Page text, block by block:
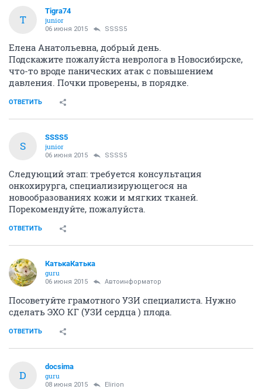
T
Tigra74
junior
06 июня 2015 SSSS5
Елена Анатольевна, добрый день.
Подскажите пожалуйста невролога в Новосибирске,
что-то вроде панических атак с повышением
давления. Почки проверены, в порядке.
ОТВЕТИТЬ
S
SSSS5
junior
06 июня 2015 SSSS5
Следующий этап: требуется консультация
онкохирурга, специализирующегося на
новообразованиях кожи и мягких тканей.
Порекомендуйте, пожалуйста.
ОТВЕТИТЬ
КатькаКатька
guru
06 июня 2015 Автоинформатор
Посоветуйте грамотного УЗИ специалиста. Нужно
сделать ЭХО КГ (УЗИ сердца ) плода.
ОТВЕТИТЬ
D
docsima
guru
08 июня 2015 Elirion